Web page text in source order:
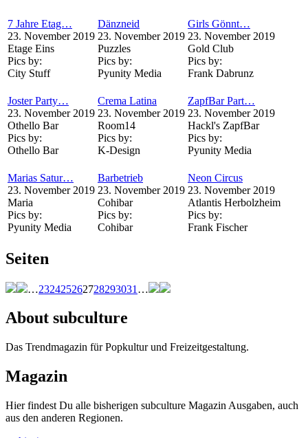
7 Jahre Etag…
23. November 2019
Etage Eins
Pics by:
City Stuff
Dänzneid
23. November 2019
Puzzles
Pics by:
Pyunity Media
Girls Gönnt…
23. November 2019
Gold Club
Pics by:
Frank Dabrunz
Joster Party…
23. November 2019
Othello Bar
Pics by:
Othello Bar
Crema Latina
23. November 2019
Room14
Pics by:
K-Design
ZapfBar Part…
23. November 2019
Hackl's ZapfBar
Pics by:
Pyunity Media
Marias Satur…
23. November 2019
Maria
Pics by:
Pyunity Media
Barbetrieb
23. November 2019
Cohibar
Pics by:
Cohibar
Neon Circus
23. November 2019
Atlantis Herbolzheim
Pics by:
Frank Fischer
Seiten
…232425262728293031 …
About subculture
Das Trendmagazin für Popkultur und Freizeitgestaltung.
Magazin
Hier findest Du alle bisherigen subculture Magazin Ausgaben, auch
aus den anderen Regionen.